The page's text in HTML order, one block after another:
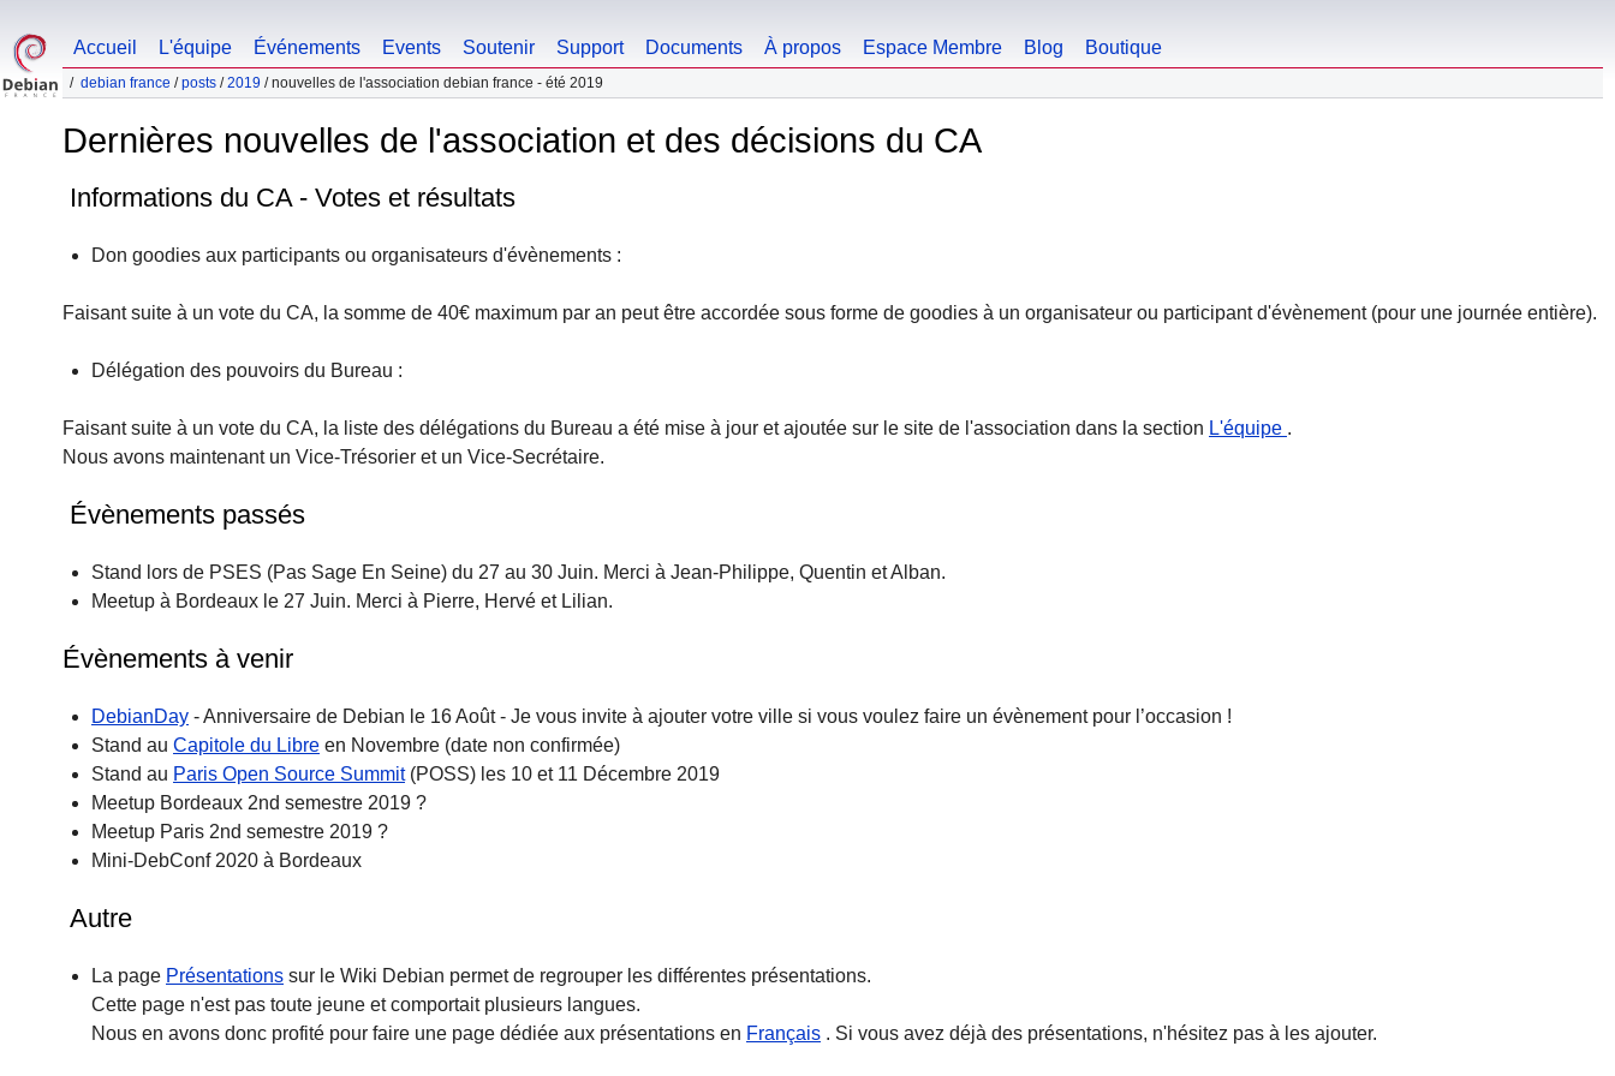
Accueil L'équipe Événements Events Soutenir Support Documents À propos Espace Membre Blog Boutique
debian france /posts /2019 / nouvelles de l'association debian france - été 2019
Dernières nouvelles de l'association et des décisions du CA
Informations du CA - Votes et résultats
Don goodies aux participants ou organisateurs d'évènements :
Faisant suite à un vote du CA, la somme de 40€ maximum par an peut être accordée sous forme de goodies à un organisateur ou participant d'évènement (pour une journée entière).
Délégation des pouvoirs du Bureau :
Faisant suite à un vote du CA, la liste des délégations du Bureau a été mise à jour et ajoutée sur le site de l'association dans la section L'équipe .
Nous avons maintenant un Vice-Trésorier et un Vice-Secrétaire.
Évènements passés
Stand lors de PSES (Pas Sage En Seine) du 27 au 30 Juin. Merci à Jean-Philippe, Quentin et Alban.
Meetup à Bordeaux le 27 Juin. Merci à Pierre, Hervé et Lilian.
Évènements à venir
DebianDay - Anniversaire de Debian le 16 Août - Je vous invite à ajouter votre ville si vous voulez faire un évènement pour l’occasion !
Stand au Capitole du Libre en Novembre (date non confirmée)
Stand au Paris Open Source Summit(POSS) les 10 et 11 Décembre 2019
Meetup Bordeaux 2nd semestre 2019 ?
Meetup Paris 2nd semestre 2019 ?
Mini-DebConf 2020 à Bordeaux
Autre
La page Présentations sur le Wiki Debian permet de regrouper les différentes présentations.
Cette page n'est pas toute jeune et comportait plusieurs langues.
Nous en avons donc profité pour faire une page dédiée aux présentations en Français . Si vous avez déjà des présentations, n'hésitez pas à les ajouter.